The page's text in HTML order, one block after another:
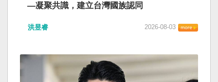
—凝聚共識，建立台灣國族認同
洪昱睿 2026-08-03